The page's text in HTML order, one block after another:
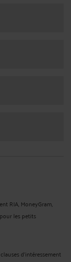
RIA, MoneyGram,
les petits
d’intéressement